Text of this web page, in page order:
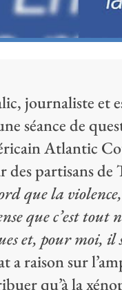
journaliste et
séance de
Atlantic
partisans de
que la
que c’est tout
et, pour moi,
a raison sur
qu’à la